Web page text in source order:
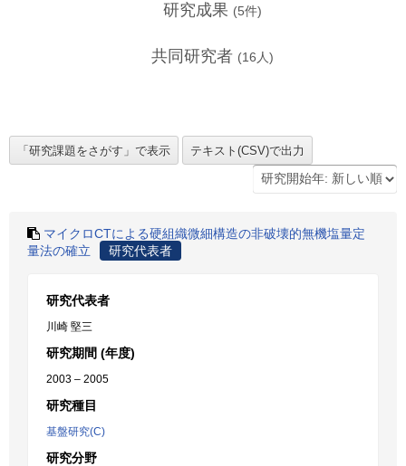
研究成果 (5件)
共同研究者 (16 人)
マイクロCTによる硬組織微細構造の非破壊的無機塩量定
量法の確立
研究代表者
研究代表者
川崎 堅三
研究期間 (年度)
2003 – 2005
研究種目
基盤研究(C)
研究分野